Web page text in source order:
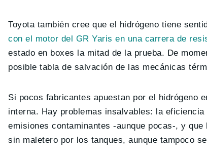
Toyota también cree que el hidrógeno tiene
con el motor del GR Yaris en una carrera de
estado en boxes la mitad de la prueba. De
posible tabla de salvación de las mecánicas
Si pocos fabricantes apuestan por el hidrógeno
interna. Hay problemas insalvables: la
emisiones contaminantes -aunque pocas-, y
sin maletero por los tanques, aunque tampoco